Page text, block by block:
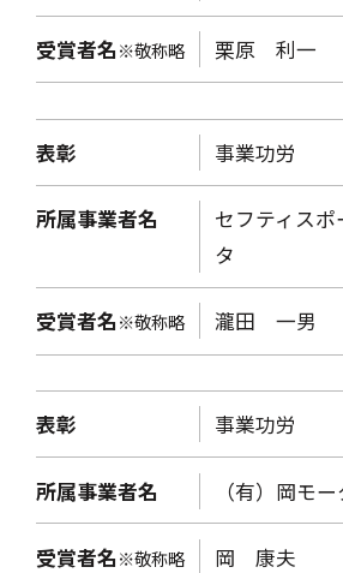
受賞者名※敬称略 栗原 利一
表彰 事業功労
所属事業者名
セフティス
タ
受賞者名※敬称略 瀧田 一男
表彰 事業功労
所属事業者名 （有）岡モ
受賞者名※敬称略 岡 康夫